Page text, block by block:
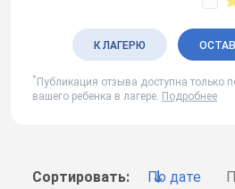
Сортировать: По дате
К ЛАГЕРЮ
* Публикация отзыва доступна только
вашего ребенка в лагере. Подробнее